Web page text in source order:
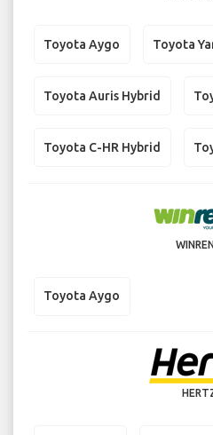
Toyota Aygo Toyota
Toyota Auris Hybrid
Toyota C-HR Hybrid
Toyota Aygo